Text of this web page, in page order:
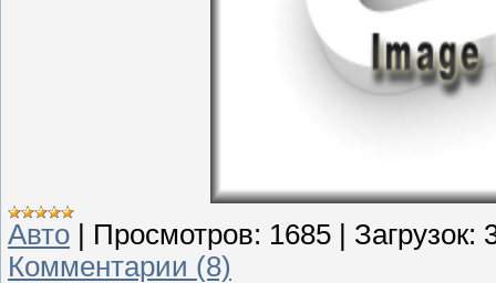
Авто | Просмотров: 1685 | Загрузок:
Комментарии (8)